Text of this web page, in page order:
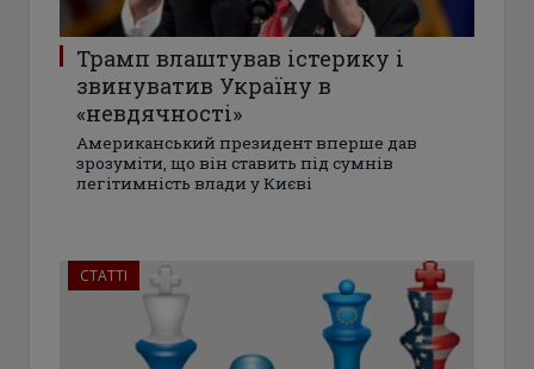
Трамп влаштував істерику і
звинуватив Україну в
«невдячності»
Американський президент вперше дав
зрозуміти, що він ставить під сумнів
легітимніcть влади у Києві
СТАТТІ